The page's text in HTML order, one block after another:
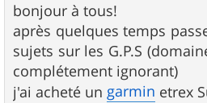
s
s
a
g
e
bonjour à tous!
après quelques temps
sujets sur les G.P.S
complétement ignorant)
j'ai acheté un garmin etrex